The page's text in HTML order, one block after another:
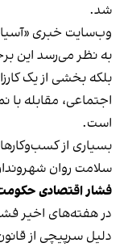
شد.
وب‌سایت خبری
به نظر می‌رسد این
بلکه بخشی از یک
اجتماعی، مقابله با
است.
بسیاری از
سلامت روان
فشار اقتصادی حکومت
در هفته‌های اخیر
دلیل سرپیچی از